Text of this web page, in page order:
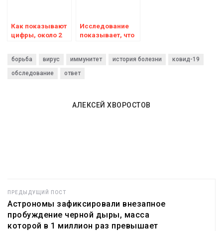
климата,
предупреждают
Как показывают
цифры, около 2
и Шотландии уже
давно болеют
Исследование
показывает, что
спасла 1 миллион
жизней
борьба вирус иммунитет история болезни
ковид-19
обследование
ответ
АЛЕКСЕЙ ХВОРОСТОВ
ПРЕДЫДУЩИЙ ПОСТ
Астрономы зафиксировали внезапное
пробуждение черной дыры, масса
которой в 1 миллион раз превышает